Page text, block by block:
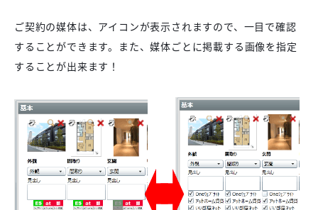
ご契約の媒体は、アイコンが表示されますので、一目で確認
することができます。また、媒体ごとに掲載する画像を指定
することが出来ます！